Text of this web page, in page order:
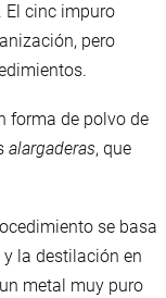
El cinc impuro
pero
forma de polvo de
alargaderas, que
se basa
la destilación en
metal muy puro